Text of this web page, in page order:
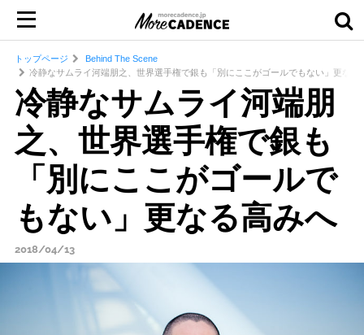
トップページ
Behind The Scene
冷静なサムライ河端朋之、世界選手権で銀も「別にここがゴールでもない」更なる
冷静なサムライ河端朋
之、世界選手権で銀も
「別にここがゴールで
もない」更なる高みへ
2018/04/13